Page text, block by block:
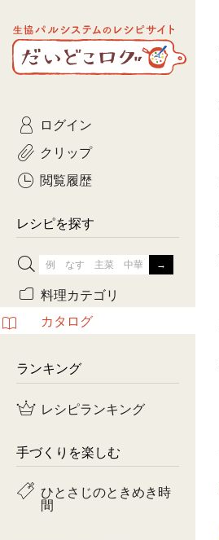
生協パルシステムのレシピ
サイト
だいどこログ
ログイン
クリップ
閲覧履歴
レシピを探す
料理カテゴリ
カタログ
ランキング
レシピランキング
手づくりを楽しむ
ひとさじのときめき時
間